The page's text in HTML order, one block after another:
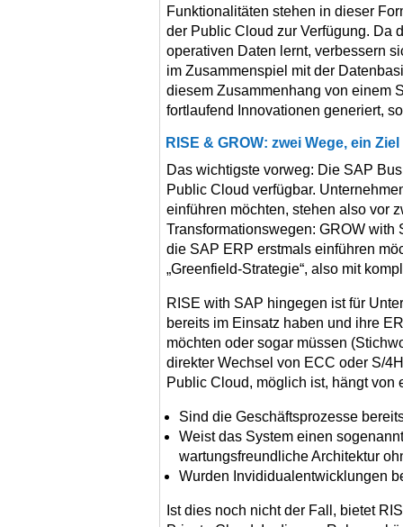
Funktionalitäten stehen in dieser
der Public Cloud zur Verfügung. Da
operativen Daten lernt, verbessern
im Zusammenspiel mit der
diesem Zusammenhang von einem
fortlaufend Innovationen generiert,
RISE & GROW: zwei Wege, ein Ziel
Das wichtigste vorweg: Die SAP
Public Cloud verfügbar.
einführen möchten, stehen also vor
Transformationswegen: GROW
die SAP ERP erstmals einführen
„Greenfield-Strategie“, also mit
RISE with SAP hingegen ist für
bereits im Einsatz haben und ihre
möchten oder sogar müssen
direkter Wechsel von ECC oder S/
Public Cloud, möglich ist, hängt von
Sind die Geschäftsprozesse
Weist das System einen
wartungsfreundliche Architektur
Wurden Invididualentwicklungen
Ist dies noch nicht der Fall, bietet